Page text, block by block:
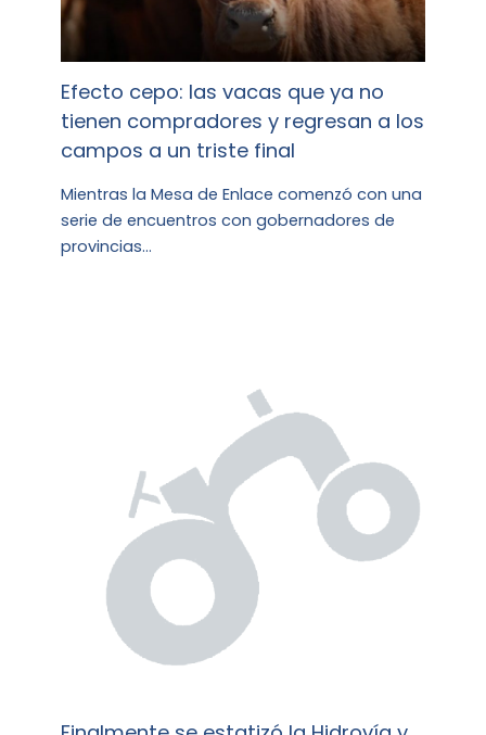
Efecto cepo: las vacas que ya no
tienen compradores y regresan a los
campos a un triste final
Mientras la Mesa de Enlace comenzó con una
serie de encuentros con gobernadores de
provincias…